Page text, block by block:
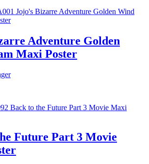
Adventure Golden
Maxi Poster
Future Part 3 Movie